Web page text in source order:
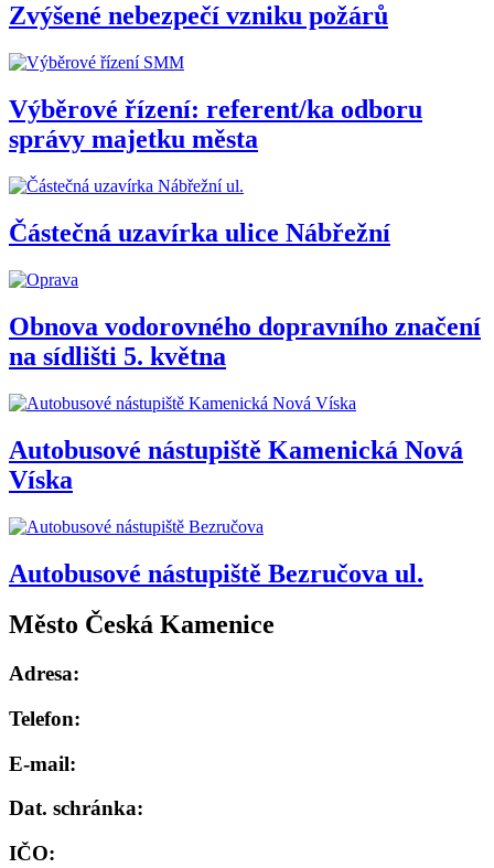
Zvýšené nebezpečí vzniku požárů
Výběrové řízení: referent/ka odboru
správy majetku města
Částečná uzavírka ulice Nábřežní
Obnova vodorovného dopravního značení
na sídlišti 5. května
Autobusové nástupiště Kamenická Nová
Víska
Autobusové nástupiště Bezručova ul.
Město Česká Kamenice
Adresa:
Telefon:
E-mail:
Dat. schránka:
IČO: